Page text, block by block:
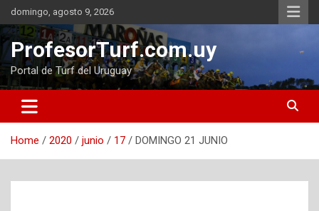
Skip
to
content
domingo, agosto 9, 2026
ProfesorTurf.com.uy
Portal de Turf del Uruguay
Home 2020 junio 17 DOMINGO 21 JUNIO